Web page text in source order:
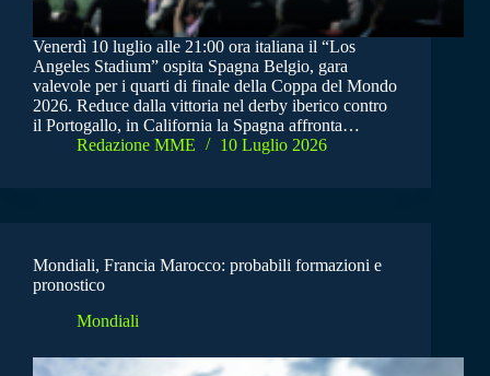
Venerdì 10 luglio alle 21:00 ora italiana il “Los
Angeles Stadium” ospita Spagna Belgio, gara
valevole per i quarti di finale della Coppa del Mondo
2026. Reduce dalla vittoria nel derby iberico contro
il Portogallo, in California la Spagna affronta…
Redazione MME
10 Luglio 2026
Mondiali, Francia Marocco: probabili formazioni e
pronostico
Mondiali